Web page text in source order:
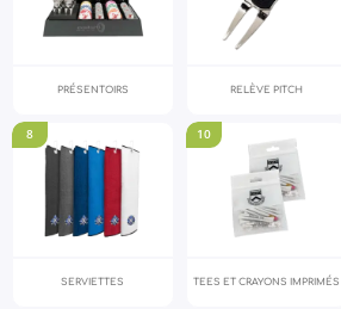
PRÉSENTOIRS RELÈVE PITCH
8
SERVIETTES
10
TEES ET CRAYONS IMPRIMÉS